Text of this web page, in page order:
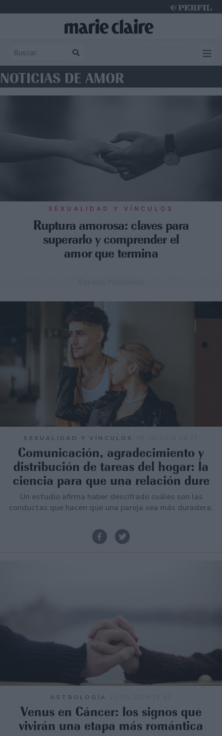
NOTICIAS DE AMOR
SEXUALIDAD Y VÍNCULOS
Ruptura amorosa: claves para
superarlo y comprender el
amor que termina
SEXUALIDAD Y VÍNCULOS
Comunicación, agradecimiento y
distribución de tareas del hogar: la
ciencia para que una relación dure
Un estudio afirma haber descifrado cuáles son las
conductas que hacen que una pareja sea más duradera.
ASTROLOGÍA
Venus en Cáncer: los signos que
vivirán una etapa más romántica